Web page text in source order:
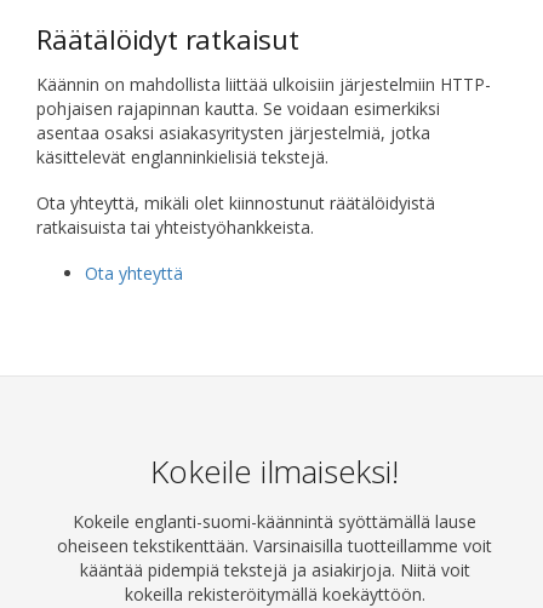
Räätälöidyt ratkaisut
Käännin on mahdollista liittää ulkoisiin järjestelmiin HTTP-
pohjaisen rajapinnan kautta. Se voidaan esimerkiksi
asentaa osaksi asiakasyritysten järjestelmiä, jotka
käsittelevät englanninkielisiä tekstejä.
Ota yhteyttä, mikäli olet kiinnostunut räätälöidyistä
ratkaisuista tai yhteistyöhankkeista.
Ota yhteyttä
Kokeile ilmaiseksi!
Kokeile englanti-suomi-käännintä syöttämällä lause
oheiseen tekstikenttään. Varsinaisilla tuotteillamme voit
kääntää pidempiä tekstejä ja asiakirjoja. Niitä voit
kokeilla rekisteröitymällä koekäyttöön.